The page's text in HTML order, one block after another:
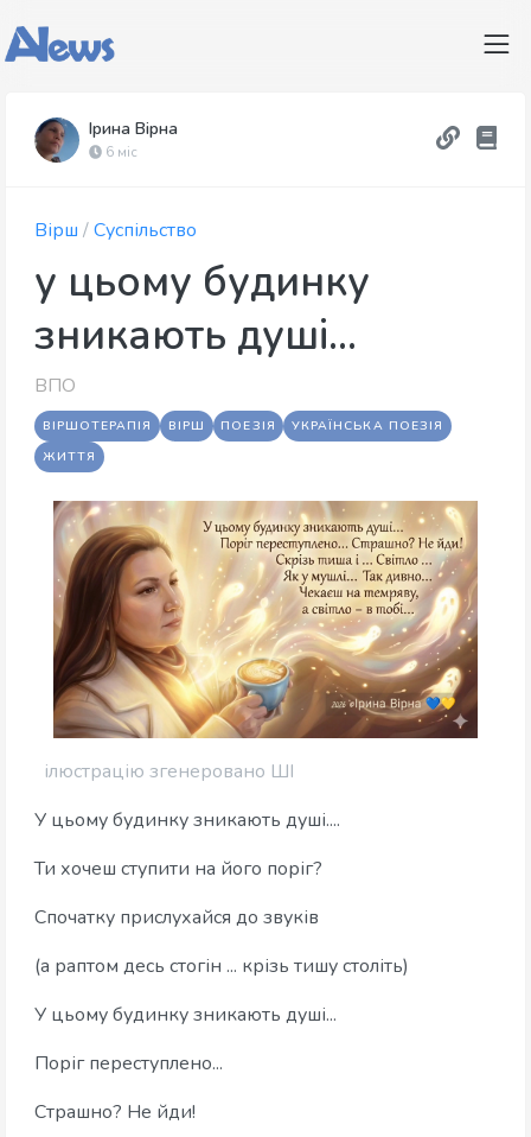
Ірина Вірна
6 міс
Вірш /Суспільство
у цьому будинку
зникають душі...
ВПО
ВІРШОТЕРАПІЯ ВІРШ ПОЕЗІЯ
УКРАЇНСЬКА ПОЕЗІЯ
ЖИТТЯ
ілюстрацію згенеровано ШІ
У цьому будинку зникають душі....
Ти хочеш ступити на його поріг?
Спочатку прислухайся до звуків
(а раптом десь стогін ... крізь тишу століть)
У цьому будинку зникають душі...
Поріг переступлено...
Страшно? Не йди!